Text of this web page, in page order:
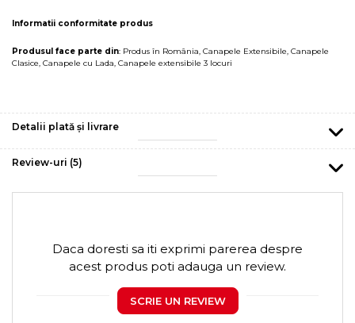
Informatii conformitate produs
Produsul face parte din: Produs în România, Canapele Extensibile, Canapele
Clasice, Canapele cu Lada, Canapele extensibile 3 locuri
Detalii plată și livrare
Review-uri (5)
Daca doresti sa iti exprimi parerea despre
acest produs poti adauga un review.
SCRIE UN REVIEW